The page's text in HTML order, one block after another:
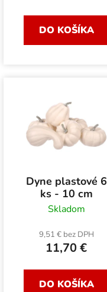
DO KOŠÍKA
Dyne plastové 6
ks - 10 cm
Skladom
9,51 € bez DPH
11,70 €
DO KOŠÍKA